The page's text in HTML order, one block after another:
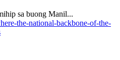
sa buong Manil...